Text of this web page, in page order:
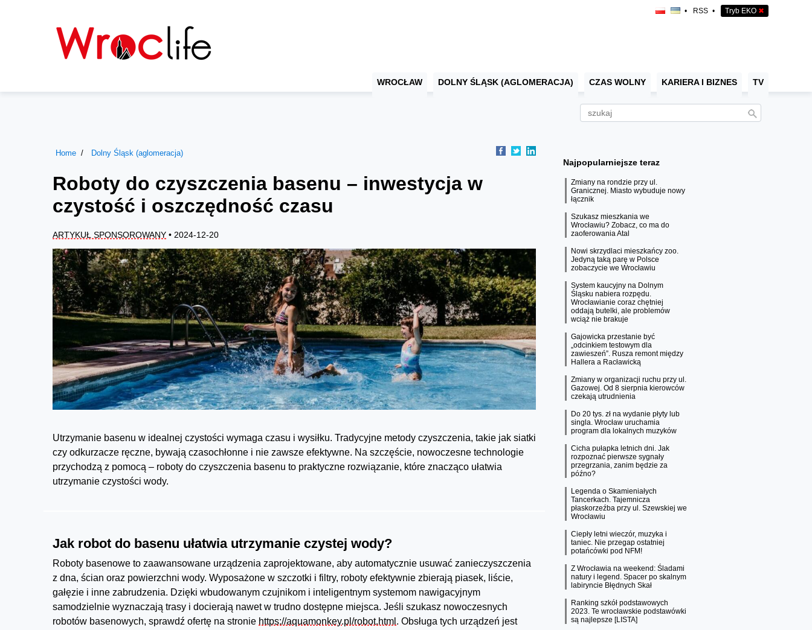
• RSS • Tryb EKO ✖
WROCŁAW DOLNY ŚLĄSK (AGLOMERACJA) CZAS WOLNY KARIERA I BIZNES TV
Home Dolny Śląsk (aglomeracja)
Roboty do czyszczenia basenu – inwestycja w
czystość i oszczędność czasu
ARTYKUŁ SPONSOROWANY • 2024-12-20
Utrzymanie basenu w idealnej czystości wymaga czasu i wysiłku. Tradycyjne metody czyszczenia, takie jak siatki
czy odkurzacze ręczne, bywają czasochłonne i nie zawsze efektywne. Na szczęście, nowoczesne technologie
przychodzą z pomocą – roboty do czyszczenia basenu to praktyczne rozwiązanie, które znacząco ułatwia
utrzymanie czystości wody.
Jak robot do basenu ułatwia utrzymanie czystej wody?
Roboty basenowe to zaawansowane urządzenia zaprojektowane, aby automatycznie usuwać zanieczyszczenia
z dna, ścian oraz powierzchni wody. Wyposażone w szczotki i filtry, roboty efektywnie zbierają piasek, liście,
gałęzie i inne zabrudzenia. Dzięki wbudowanym czujnikom i inteligentnym systemom nawigacyjnym
samodzielnie wyznaczają trasy i docierają nawet w trudno dostępne miejsca. Jeśli szukasz nowoczesnych
robotów basenowych, sprawdź ofertę na stronie https://aquamonkey.pl/robot.html . Obsługa tych urządzeń jest
Najpopularniejsze teraz
Zmiany na rondzie przy ul.
Granicznej. Miasto wybuduje nowy
łącznik
Szukasz mieszkania we
Wrocławiu? Zobacz, co ma do
zaoferowania Atal
Nowi skrzydlaci mieszkańcy zoo.
Jedyną taką parę w Polsce
zobaczycie we Wrocławiu
System kaucyjny na Dolnym
Śląsku nabiera rozpędu.
Wrocławianie coraz chętniej
oddają butelki, ale problemów
wciąż nie brakuje
Gajowicka przestanie być
„odcinkiem testowym dla
zawieszeń”. Rusza remont między
Hallera a Racławicką
Zmiany w organizacji ruchu przy ul.
Gazowej. Od 8 sierpnia kierowców
czekają utrudnienia
Do 20 tys. zł na wydanie płyty lub
singla. Wrocław uruchamia
program dla lokalnych muzyków
Cicha pułapka letnich dni. Jak
rozpoznać pierwsze sygnały
przegrzania, zanim będzie za
późno?
Legenda o Skamieniałych
Tancerkach. Tajemnicza
płaskorzeźba przy ul. Szewskiej we
Wrocławiu
Ciepły letni wieczór, muzyka i
taniec. Nie przegap ostatniej
potańcówki pod NFM!
Z Wrocławia na weekend: Śladami
natury i legend. Spacer po skalnym
labiryncie Błędnych Skał
Ranking szkół podstawowych
2023. Te wrocławskie podstawówki
są najlepsze [LISTA]